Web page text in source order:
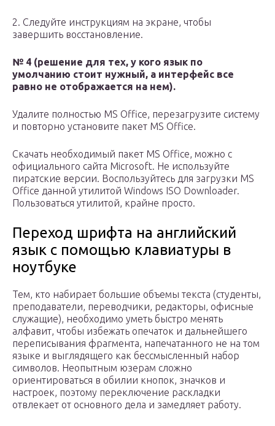
2. Следуйте инструкциям на экране, чтобы
завершить восстановление.
№ 4 (решение для тех, у кого язык по
умолчанию стоит нужный, а интерфейс все
равно не отображается на нем).
Удалите полностью MS Office, перезагрузите систему
и повторно установите пакет MS Office.
Скачать необходимый пакет MS Office, можно с
официального сайта Microsoft. Не используйте
пиратские версии. Воспользуйтесь для загрузки MS
Office данной утилитой Windows ISO Downloader.
Пользоваться утилитой, крайне просто.
Переход шрифта на английский
язык с помощью клавиатуры в
ноутбуке
Тем, кто набирает большие объемы текста (студенты,
преподаватели, переводчики, редакторы, офисные
служащие), необходимо уметь быстро менять
алфавит, чтобы избежать опечаток и дальнейшего
переписывания фрагмента, напечатанного не на том
языке и выглядящего как бессмысленный набор
символов. Неопытным юзерам сложно
ориентироваться в обилии кнопок, значков и
настроек, поэтому переключение раскладки
отвлекает от основного дела и замедляет работу.